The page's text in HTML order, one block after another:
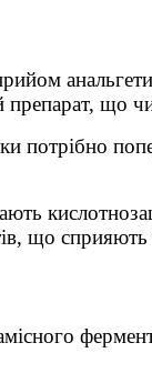
що
що сприяють